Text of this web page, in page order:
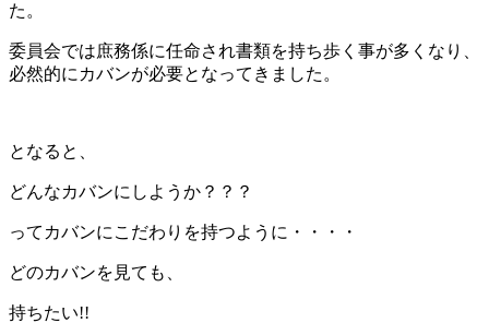
た。
委員会では庶務係に任命され書類を持ち歩く事が多くなり、
必然的にカバンが必要となってきました。
となると、
どんなカバンにしようか？？？
ってカバンにこだわりを持つように・・・・
どのカバンを見ても、
持ちたい!!